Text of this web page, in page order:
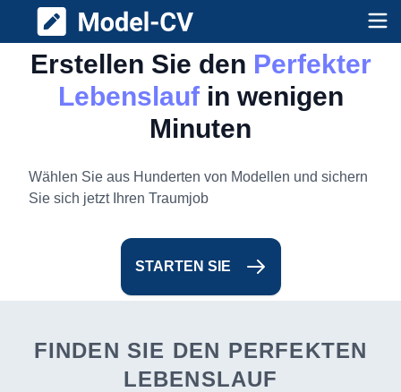
Model CV
Erstellen Sie den Perfekter
Lebenslaufin wenigen
Minuten
Wählen Sie aus Hunderten von Modellen und sichern
Sie sich jetzt Ihren Traumjob
STARTEN SIE
FINDEN SIE DEN PERFEKTEN
LEBENSLAUF